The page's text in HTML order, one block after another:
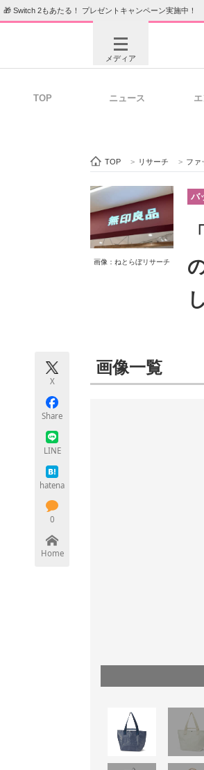
🎁 Switch 2もあたる！ プレゼントキャンペーン実施中！
メディア
ビジネスと働き方のヒ
ちょっと気になるネット
TOP ニュース
TOP > リサーチ > ファ
画像：ねとらぼリサーチ
バ
X
Share
LINE
hatena
0
Home
画像一覧